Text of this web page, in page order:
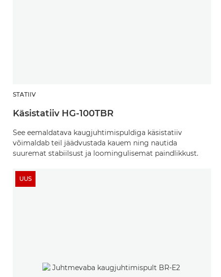
STATIIV
Käsistatiiv HG-100TBR
See eemaldatava kaugjuhtimispuldiga käsistatiiv
võimaldab teil jäädvustada kauem ning nautida
suuremat stabiilsust ja loomingulisemat paindlikkust.
UUS